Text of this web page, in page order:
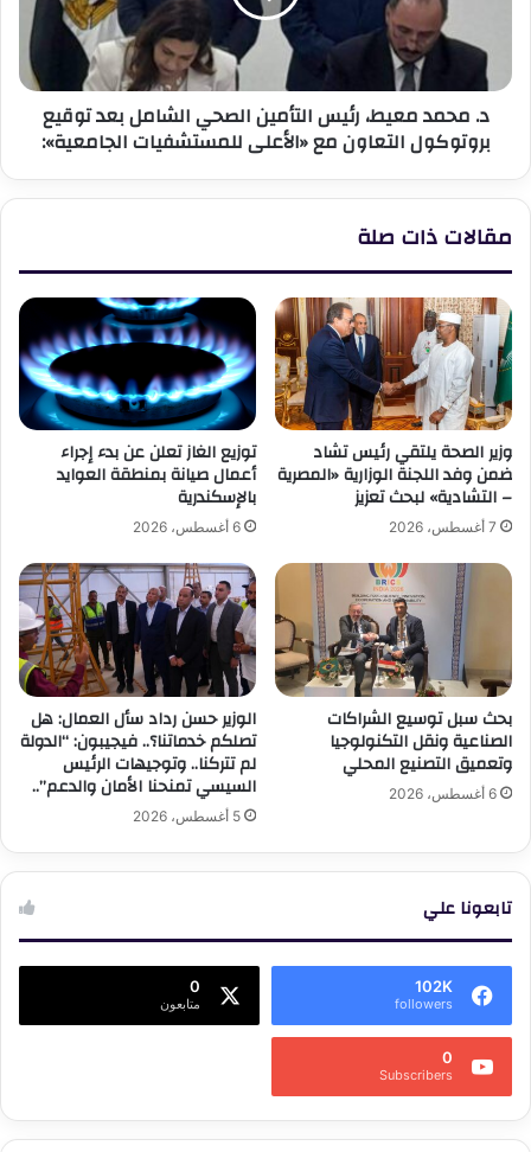
الرقمية
الشامل
توقيع
بروتوكول
التعاون
الجامعية»:
د. محمد معيط، رئيس التأمين الصحي الشامل بعد توقيع
بروتوكول التعاون مع «الأعلى للمستشفيات الجامعية»:
مقالات ذات صلة
وزير الصحة يلتقي رئيس تشاد
ضمن وفد اللجنة الوزارية «المصرية
– التشادية» لبحث تعزيز
7 أغسطس، 2026
توزيع الغاز تعلن عن بدء إجراء
أعمال صيانة بمنطقة العوايد
بالإسكندرية
6 أغسطس، 2026
بحث سبل توسيع الشراكات
الصناعية ونقل التكنولوجيا
وتعميق التصنيع المحلي
6 أغسطس، 2026
الوزير حسن رداد سأل العمال: هل
تصلكم خدماتنا؟.. فيجيبون: “الدولة
لم تتركنا.. وتوجيهات الرئيس
السيسي تمنحنا الأمان والدعم”..
5 أغسطس، 2026
تابعونا علي
102K
followers
0
متابعون
0
Subscribers